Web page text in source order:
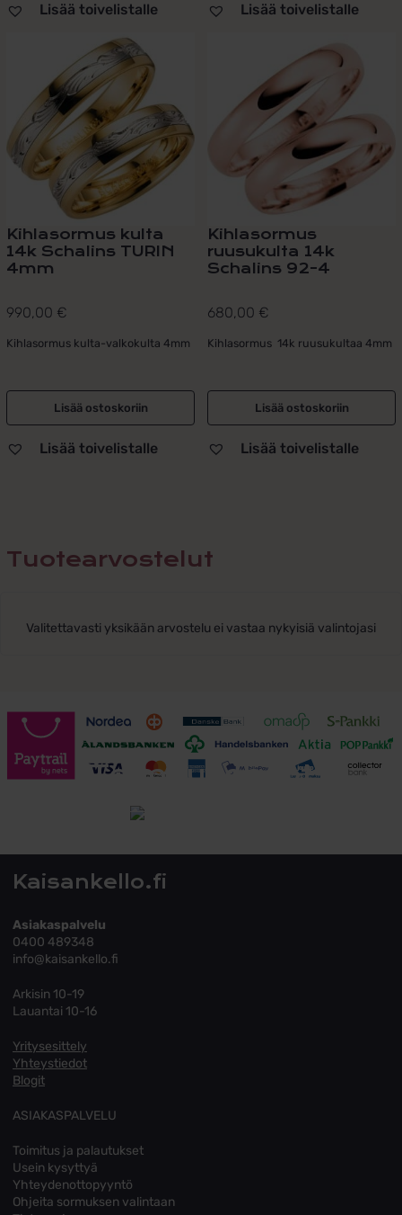
Lisää toivelistalle Lisää toivelistalle
Kihlasormus kulta
14k Schalins TURIN
4mm
990,00 €
Kihlasormus kulta-valkokulta 4mm
Lisää ostoskoriin
Lisää toivelistalle
Kihlasormus
ruusukulta 14k
Schalins 92-4
680,00 €
Kihlasormus 14k ruusukultaa 4mm
Lisää ostoskoriin
Lisää toivelistalle
Tuotearvostelut
Valitettavasti yksikään arvostelu ei vastaa nykyisiä valintojasi
Toimitusehdot
Kaisankello.fi
Asiakaspalvelu
0400 489348
info@kaisankello.fi
Arkisin 10-19
Lauantai 10-16
Yritysesittely
Yhteystiedot
Blogit
ASIAKASPALVELU
Toimitus ja palautukset
Usein kysyttyä
Yhteydenottopyyntö
Ohjeita sormuksen valintaan